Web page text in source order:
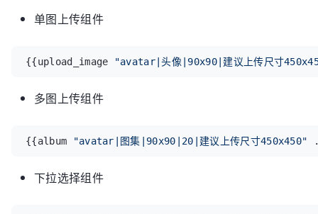
单图上传组件
{{upload_image "avatar|头像|90x90|建议上传尺寸
多图上传组件
{{album "avatar|图集|90x90|20|建议上传尺寸450x450"
下拉选择组件